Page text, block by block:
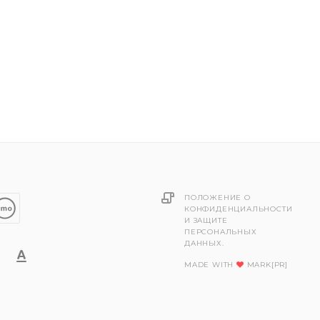
ПОЛОЖЕНИЕ О
КОНФИДЕНЦИАЛЬНОСТИ
И ЗАЩИТЕ
ПЕРСОНАЛЬНЫХ
ДАННЫХ.
MADE WITH MARK[PR]